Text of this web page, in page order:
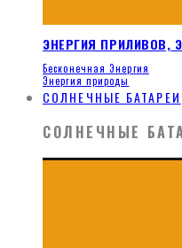
ЭНЕРГИЯ ПРИЛИВОВ,
Бесконечная Энергия
Энергия природы
СОЛНЕЧНЫЕ БАТАРЕИ
СОЛНЕЧНЫЕ